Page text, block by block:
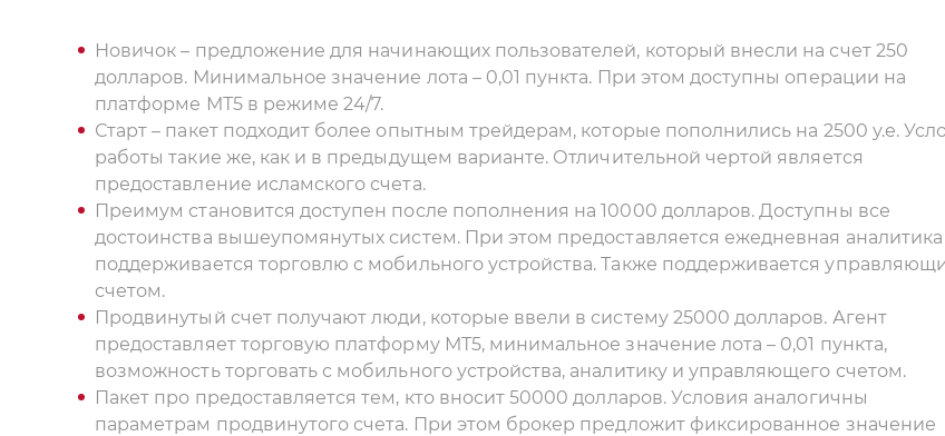
Новичок – предложение для начинающих пользователей, который внесли на счет 250
долларов. Минимальное значение лота – 0,01 пункта. При этом доступны операции на
платформе МТ5 в режиме 24/7.
Старт – пакет подходит более опытным трейдерам, которые пополнились на 2500 у.е.
работы такие же, как и в предыдущем варианте. Отличительной чертой является
предоставление исламского счета.
Преимум становится доступен после пополнения на 10000 долларов. Доступны все
достоинства вышеупомянутых систем. При этом предоставляется ежедневная
поддерживается торговлю с мобильного устройства. Также поддерживается
счетом.
Продвинутый счет получают люди, которые ввели в систему 25000 долларов. Агент
предоставляет торговую платформу МТ5, минимальное значение лота – 0,01 пункта,
возможность торговать с мобильного устройства, аналитику и управляющего счетом.
Пакет про предоставляется тем, кто вносит 50000 долларов. Условия аналогичны
параметрам продвинутого счета. При этом брокер предложит фиксированное значение